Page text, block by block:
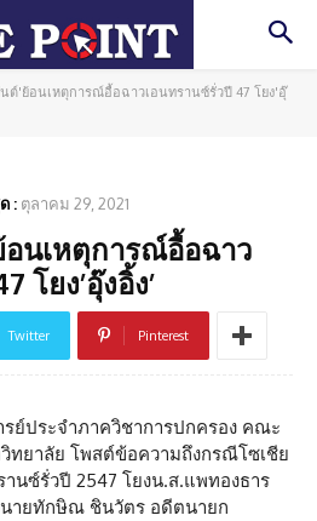
ต์'ย้อนเหตุการณ์อื้อฉาวเอนทรานซ์รั่วปี 47 โยง'อุ๊
: ตุลาคม 29, 2021
อนเหตุการณ์อื้อฉาว
โยง’อุ๊งอิ้ง’
Twitter Pinterest
ย์ประจำภาควิชาการปกครอง คณะ
ทยาลัย โพสต์ข้อความถึงกรณีโซเชีย
านซ์รั่วปี 2547 โยงน.ส.แพทองธาร
ายทักษิณ ชินวัตร อดีตนายก